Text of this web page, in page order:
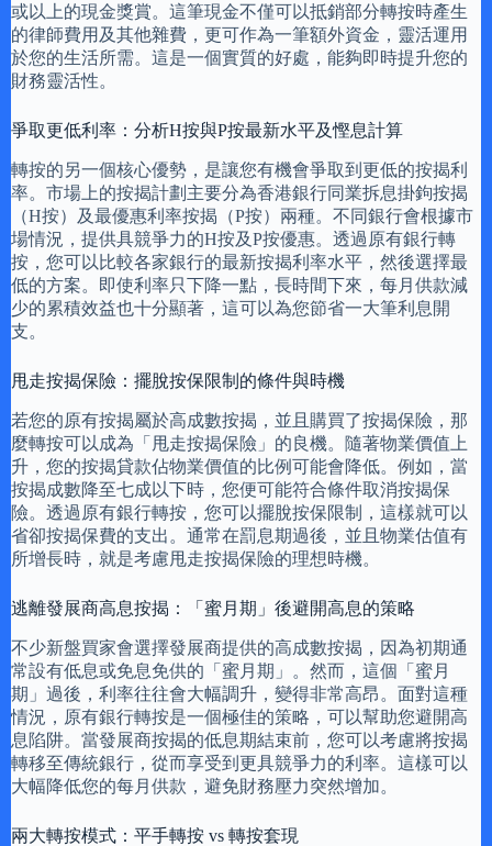
或以上的現金獎賞。這筆現金不僅可以抵銷部分轉按時產生
的律師費用及其他雜費，更可作為一筆額外資金，靈活運用
於您的生活所需。這是一個實質的好處，能夠即時提升您的
財務靈活性。
爭取更低利率：分析H按與P按最新水平及慳息計算
轉按的另一個核心優勢，是讓您有機會爭取到更低的按揭利
率。市場上的按揭計劃主要分為香港銀行同業拆息掛鉤按揭
（H按）及最優惠利率按揭（P按）兩種。不同銀行會根據市
場情況，提供具競爭力的H按及P按優惠。透過原有銀行轉
按，您可以比較各家銀行的最新按揭利率水平，然後選擇最
低的方案。即使利率只下降一點，長時間下來，每月供款減
少的累積效益也十分顯著，這可以為您節省一大筆利息開
支。
甩走按揭保險：擺脫按保限制的條件與時機
若您的原有按揭屬於高成數按揭，並且購買了按揭保險，那
麼轉按可以成為「甩走按揭保險」的良機。隨著物業價值上
升，您的按揭貸款佔物業價值的比例可能會降低。例如，當
按揭成數降至七成以下時，您便可能符合條件取消按揭保
險。透過原有銀行轉按，您可以擺脫按保限制，這樣就可以
省卻按揭保費的支出。通常在罰息期過後，並且物業估值有
所增長時，就是考慮甩走按揭保險的理想時機。
逃離發展商高息按揭：「蜜月期」後避開高息的策略
不少新盤買家會選擇發展商提供的高成數按揭，因為初期通
常設有低息或免息免供的「蜜月期」。然而，這個「蜜月
期」過後，利率往往會大幅調升，變得非常高昂。面對這種
情況，原有銀行轉按是一個極佳的策略，可以幫助您避開高
息陷阱。當發展商按揭的低息期結束前，您可以考慮將按揭
轉移至傳統銀行，從而享受到更具競爭力的利率。這樣可以
大幅降低您的每月供款，避免財務壓力突然增加。
兩大轉按模式：平手轉按 vs 轉按套現